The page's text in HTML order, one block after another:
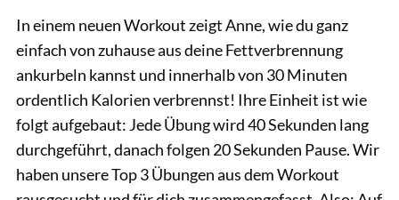
In einem neuen Workout zeigt Anne, wie du ganz
einfach von zuhause aus deine Fettverbrennung
ankurbeln kannst und innerhalb von 30 Minuten
ordentlich Kalorien verbrennst! Ihre Einheit ist wie
folgt aufgebaut: Jede Übung wird 40 Sekunden lang
durchgeführt, danach folgen 20 Sekunden Pause. Wir
haben unsere Top 3 Übungen aus dem Workout